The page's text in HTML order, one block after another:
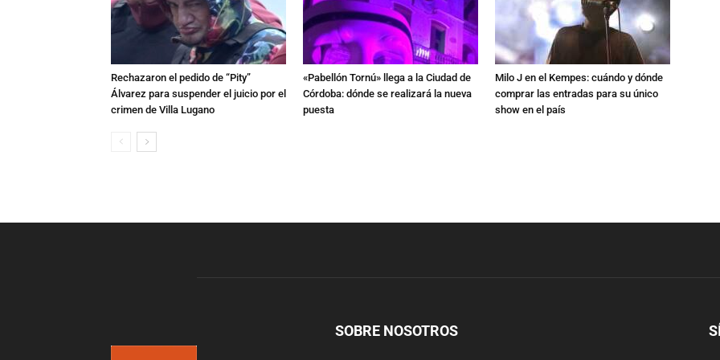
Rechazaron el pedido de “Pity”
Álvarez para suspender el juicio por el
crimen de Villa Lugano
«Pabellón Tornú» llega a la Ciudad de
Córdoba: dónde se realizará la nueva
puesta
Milo J en el Kempes: cuándo y dónde
comprar las entradas para su único
show en el país
SOBRE NOSOTROS